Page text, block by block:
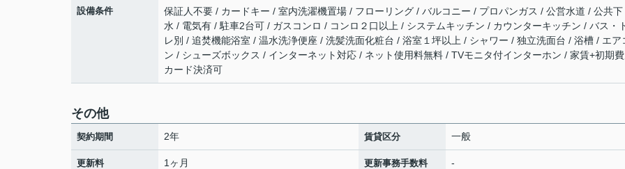
設備条件
保証人不要 / カードキー / 室内洗濯機置場 / フローリング / バルコニー / プロパンガス / 公営水道 / 公共下
水 / 電気有 / 駐車2台可 / ガスコンロ / コンロ２口以上 / システムキッチン / カウンターキッチン / バス・
レ別 / 追焚機能浴室 / 温水洗浄便座 / 洗髪洗面化粧台 / 浴室１坪以上 / シャワー / 独立洗面台 / 浴槽 / エア
ン / シューズボックス / インターネット対応 / ネット使用料無料 / TVモニタ付インターホン / 家賃+初期
カード決済可
その他
契約期間 2年 賃貸区分 一般
更新料 1ヶ月 更新事務手数料 -